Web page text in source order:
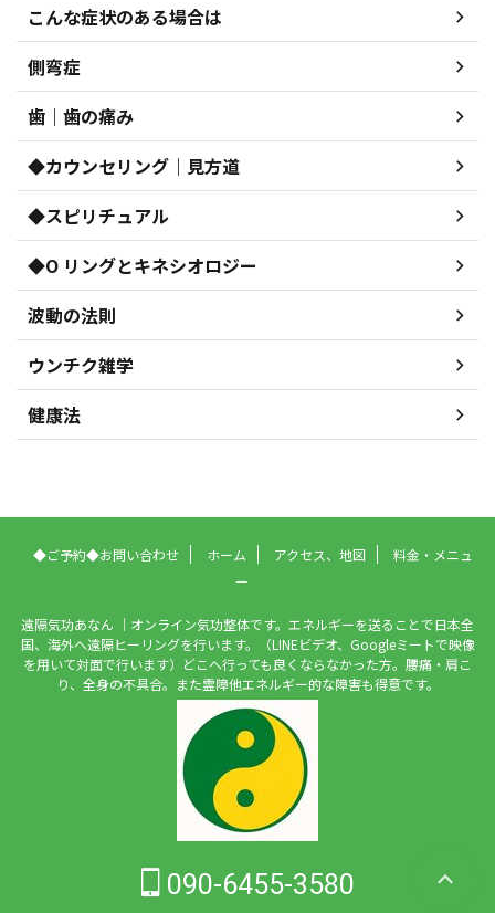
こんな症状のある場合は
側弯症
歯｜歯の痛み
◆カウンセリング｜見方道
◆スピリチュアル
◆O リングとキネシオロジー
波動の法則
ウンチク雑学
健康法
◆ご予約◆お問い合わせ ホーム アクセス、地図
料金・メニュ
ー
遠隔気功あなん ｜オンライン気功整体です。エネルギーを送ることで日本全
国、海外へ遠隔ヒーリングを行います。（LINEビデオ、Googleミートで映像
を用いて対面で行います）どこへ行っても良くならなかった方。腰痛・肩こ
り、全身の不具合。また霊障他エネルギー的な障害も得意です。
090-6455-3580